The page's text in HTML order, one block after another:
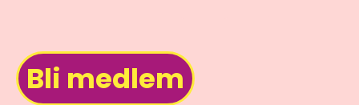
Bli medlem